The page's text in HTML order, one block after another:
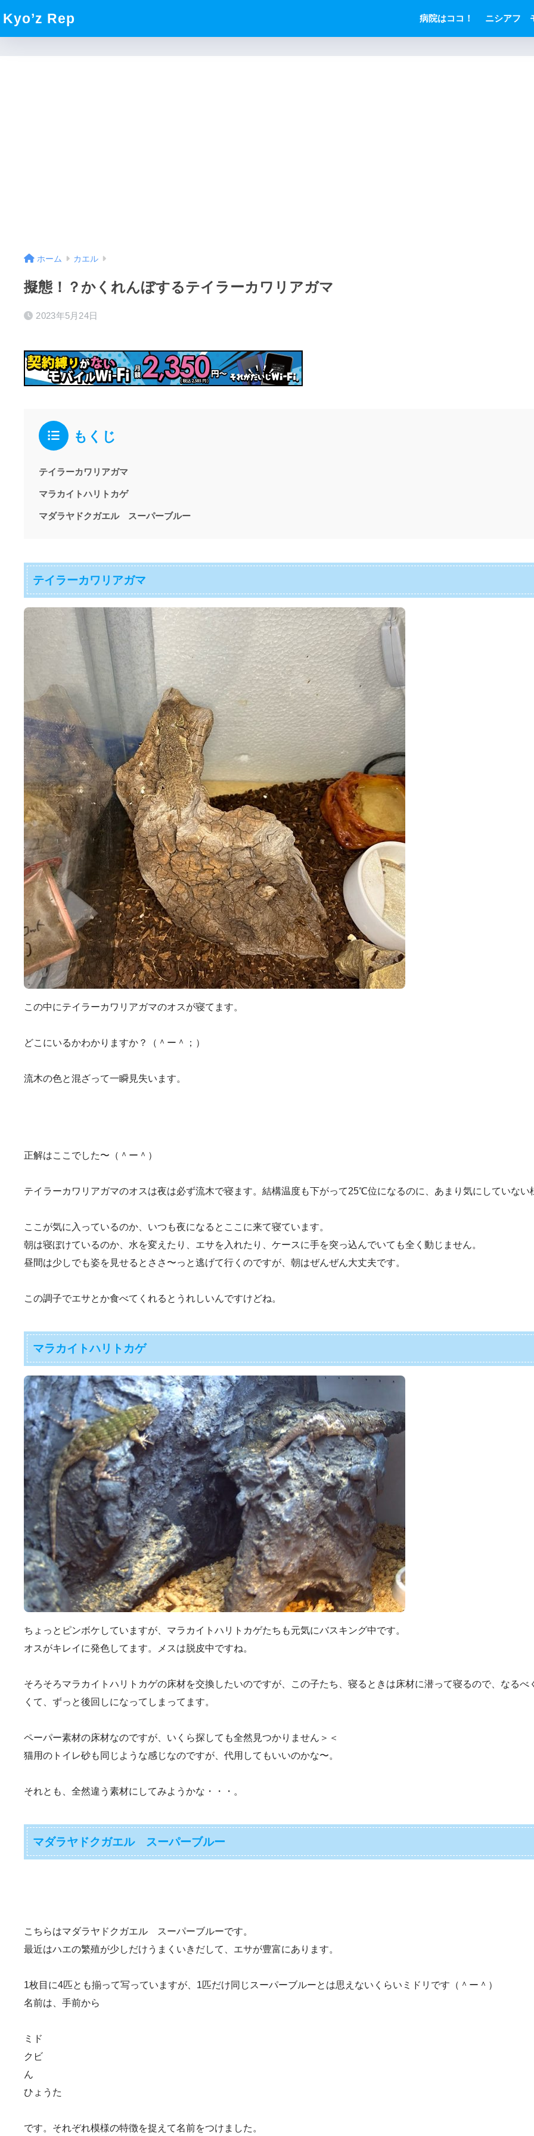
Kyo’z Rep 病院はココ！ ニシアフ
ホーム カエル
擬態！？かくれんぼするテイラーカワリアガマ
2023年5月24日
もくじ
テイラーカワリアガマ
マラカイトハリトカゲ
マダラヤドクガエル スーパーブルー
テイラーカワリアガマ
この中にテイラーカワリアガマのオスが寝てます。
どこにいるかわかりますか？（＾ー＾；）
流木の色と混ざって一瞬見失います。
正解はここでした〜（＾ー＾）
テイラーカワリアガマのオスは夜は必ず流木で寝ます。結構温度も下がって25℃位になるのに、あまり気にしていない
ここが気に入っているのか、いつも夜になるとここに来て寝ています。
朝は寝ぼけているのか、水を変えたり、エサを入れたり、ケースに手を突っ込んでいても全く動じません。
昼間は少しでも姿を見せるとささ〜っと逃げて行くのですが、朝はぜんぜん大丈夫です。
この調子でエサとか食べてくれるとうれしいんですけどね。
マラカイトハリトカゲ
ちょっとピンボケしていますが、マラカイトハリトカゲたちも元気にバスキング中です。
オスがキレイに発色してます。メスは脱皮中ですね。
そろそろマラカイトハリトカゲの床材を交換したいのですが、この子たち、寝るときは床材に潜って寝るので、なる
くて、ずっと後回しになってしまってます。
ペーパー素材の床材なのですが、いくら探しても全然見つかりません＞＜
猫用のトイレ砂も同じような感じなのですが、代用してもいいのかな〜。
それとも、全然違う素材にしてみようかな・・・。
マダラヤドクガエル スーパーブルー
こちらはマダラヤドクガエル スーパーブルーです。
最近はハエの繁殖が少しだけうまくいきだして、エサが豊富にあります。
1枚目に4匹とも揃って写っていますが、1匹だけ同じスーパーブルーとは思えないくらいミドリです（＾ー＾）
名前は、手前から
ミド
クビ
ん
ひょうた
です。それぞれ模様の特徴を捉えて名前をつけました。